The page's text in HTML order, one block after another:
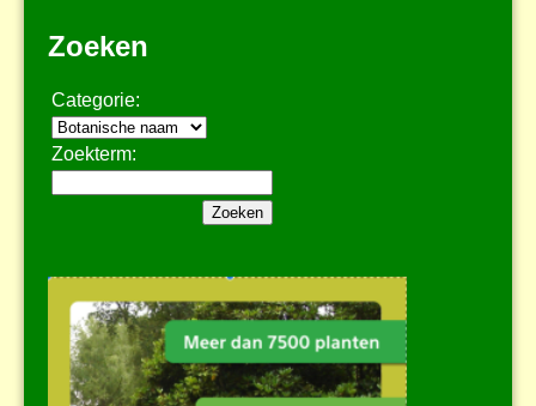
Zoeken
Categorie:
Zoekterm: